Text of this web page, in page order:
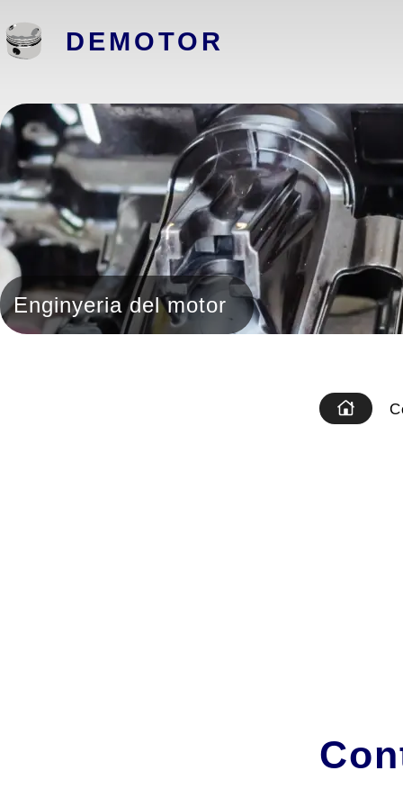
DEMOTOR
Enginyeria del motor